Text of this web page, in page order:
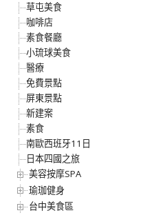
草屯美食
咖啡店
素食餐廳
小琉球美食
醫療
免費景點
屏東景點
新建案
素食
南歐西班牙11日
日本四國之旅
美容按摩SPA
瑜珈健身
台中美食區